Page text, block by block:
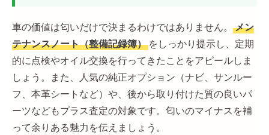
車の価値は匂いだけで決まるわけではありません。
メン
テナンスノート（整備記録簿） をしっかり提示し、定期
的に点検やオイル交換を行ってきたことをアピールしま
しょう。また、人気の純正オプション（ナビ、サンルー
フ、本革シートなど）や、後から取り付けた質の良いパ
ーツなどもプラス査定の対象です。匂いのマイナスを補
って余りある魅力を伝えましょう。